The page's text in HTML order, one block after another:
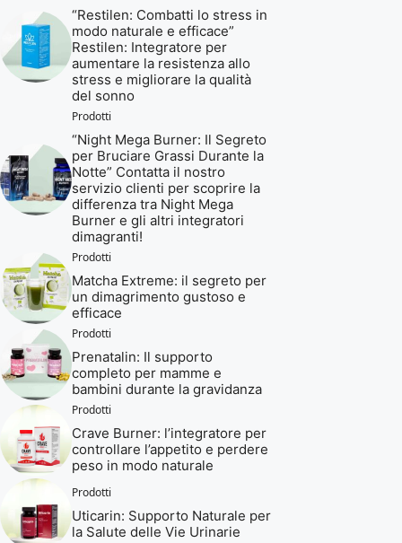
“Restilen: Combatti lo stress in
modo naturale e efficace”
Restilen: Integratore per
aumentare la resistenza allo
stress e migliorare la qualità
del sonno
Prodotti
“Night Mega Burner: Il Segreto
per Bruciare Grassi Durante la
Notte” Contatta il nostro
servizio clienti per scoprire la
differenza tra Night Mega
Burner e gli altri integratori
dimagranti!
Prodotti
Matcha Extreme: il segreto per
un dimagrimento gustoso e
efficace
Prodotti
Prenatalin: Il supporto
completo per mamme e
bambini durante la gravidanza
Prodotti
Crave Burner: l’integratore per
controllare l’appetito e perdere
peso in modo naturale
Prodotti
Uticarin: Supporto Naturale per
la Salute delle Vie Urinarie